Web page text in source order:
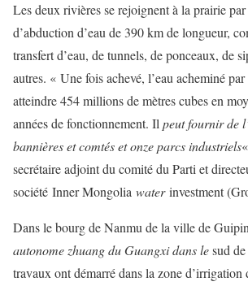
Les deux rivières se rejoignent à la prairie
d’abduction d’eau de 390 km de longueur,
transfert d’eau, de tunnels, de ponceaux, de
autres. « Une fois achevé, l’eau acheminé
atteindre 454 millions de mètres cubes en
années de fonctionnement. Il peut fournir de
bannières et comtés et onze parcs industriels
secrétaire adjoint du comité du Parti et
société Inner Mongolia waterinvestment
Dans le bourg de Nanmu de la ville de
autonome zhuang du Guangxi dans lesud
travaux ont démarré dans la zone d’irrigation